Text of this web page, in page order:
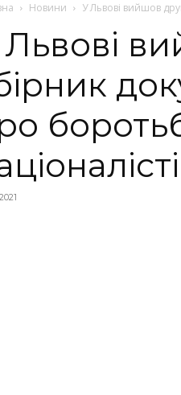
Новини У Львові вийшов